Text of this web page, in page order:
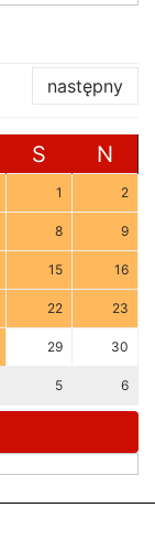
następny
S N
1 2
8 9
15 16
22 23
29 30
5 6